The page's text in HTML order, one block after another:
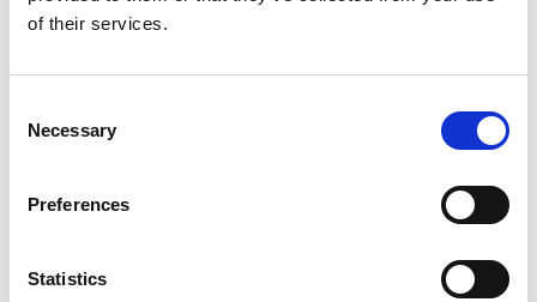
of their services.
Selection
Necessary
Preferences
StatisticsI flussi turistici rimangono stabili nel primo